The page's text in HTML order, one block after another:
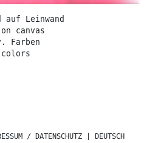
auf Leinwand
canvas
Farben
/ DATENSCHUTZ DEUTSCH